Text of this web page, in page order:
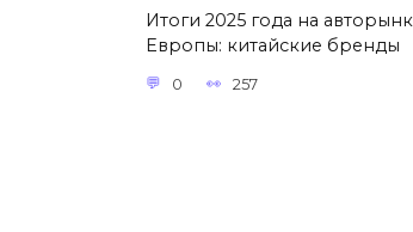
Итоги 2025 года на
Европы: китайские бренды
0 257